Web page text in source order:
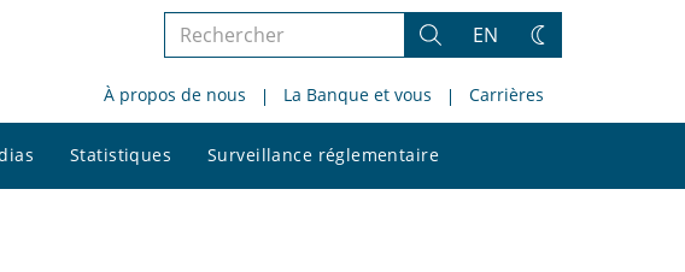
Rechercher
le
site
Rechercher
EN
Changez
thème
À propos de nous La Banque et vous Carrières
Statistiques Surveillance réglementaire
le